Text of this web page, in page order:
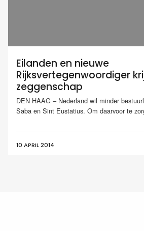
Eilanden en nieuwe
Rijksvertegenwoordiger
zeggenschap
DEN HAAG – Nederland wil minder
Saba en Sint Eustatius. Om daarvoor te
10 APRIL 2014